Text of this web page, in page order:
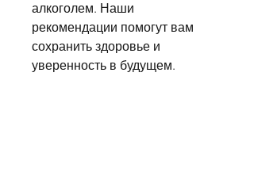
алкоголем. Наши
рекомендации помогут вам
сохранить здоровье и
уверенность в будущем.